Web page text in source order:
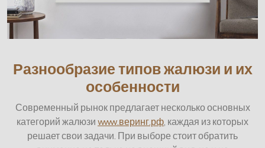
Разнообразие типов жалюзи и их
особенности
Современный рынок предлагает несколько основных
категорий жалюзи www.веринг.рф , каждая из которых
решает свои задачи. При выборе стоит обратить